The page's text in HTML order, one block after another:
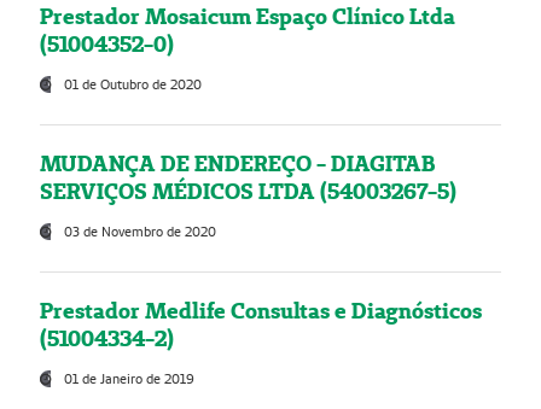
Prestador Mosaicum Espaço Clínico Ltda
(51004352-0)
01 de Outubro de 2020
MUDANÇA DE ENDEREÇO - DIAGITAB
SERVIÇOS MÉDICOS LTDA (54003267-5)
03 de Novembro de 2020
Prestador Medlife Consultas e Diagnósticos
(51004334-2)
01 de Janeiro de 2019